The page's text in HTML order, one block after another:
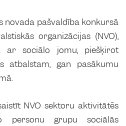
novada pašvaldība konkursā
organizācijas (NVO),
ar sociālo jomu, piešķirot
atbalstam, gan pasākumu
NVO sektoru aktivitātēs
personu grupu sociālās